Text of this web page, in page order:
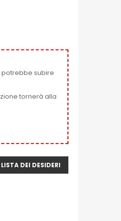
potrebbe subire
tornerà alla
DEI DESIDERI